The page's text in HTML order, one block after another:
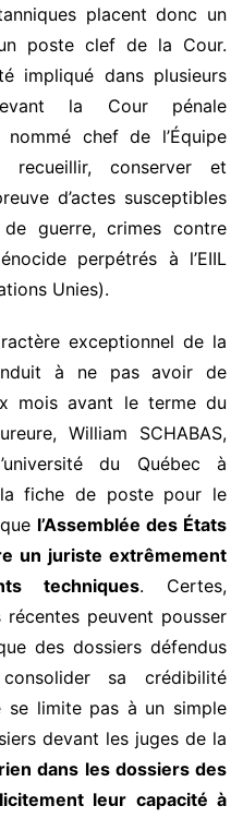
placent donc un
poste clef de la Cour.
impliqué dans plusieurs
la Cour pénale
nommé chef de l’Équipe
recueillir, conserver et
d’actes susceptibles
guerre, crimes contre
perpétrés à l’EIIL
Unies).
exceptionnel de la
à ne pas avoir de
mois avant le terme du
William SCHABAS,
du Québec à
fiche de poste pour le
l’Assemblée des États
un juriste extrêmement
techniques. Certes,
récentes peuvent pousser
des dossiers défendus
sa crédibilité
se limite pas à un simple
devant les juges de la
rien dans les dossiers des
leur capacité à